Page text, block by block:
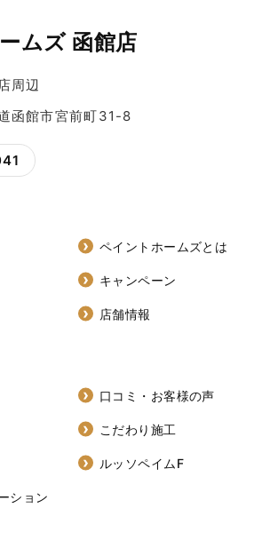
ムズ 函館店
周辺
函館市宮前町31-8
ペイントホームズとは
キャンペーン
店舗情報
口コミ・お客様の声
こだわり施工
ルッソペイムF
ション